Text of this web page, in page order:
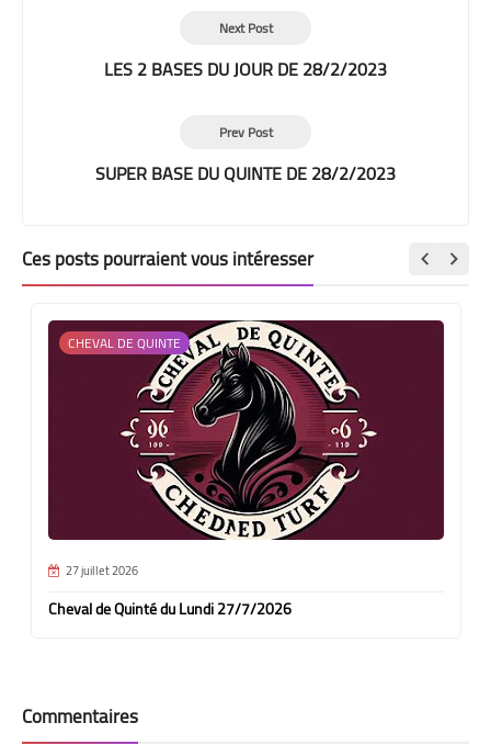
Next Post
LES 2 BASES DU JOUR DE 28/2/2023
Prev Post
SUPER BASE DU QUINTE DE 28/2/2023
Ces posts pourraient vous intéresser
CHEVAL DE QUINTE
27 juillet 2026
Cheval de Quinté du Lundi 27/7/2026
Commentaires